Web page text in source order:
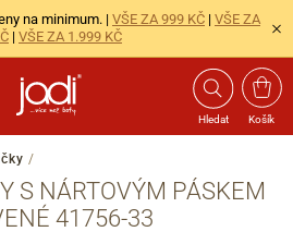
na minimum. | VŠE ZA 999 KČ | VŠE ZA
| VŠE ZA 1.999 KČ
Hledat Košík
/
S NÁRTOVÝM PÁSKEM
41756-33